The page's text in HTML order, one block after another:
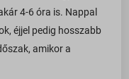
4-6 óra is. Nappal
éjjel pedig hosszabb
amikor a